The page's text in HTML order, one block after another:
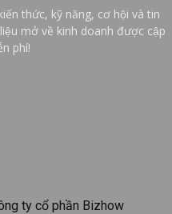
thức, kỹ năng, cơ hội và tin
mở về kinh doanh được cập
phí!
ty cổ phần Bizhow